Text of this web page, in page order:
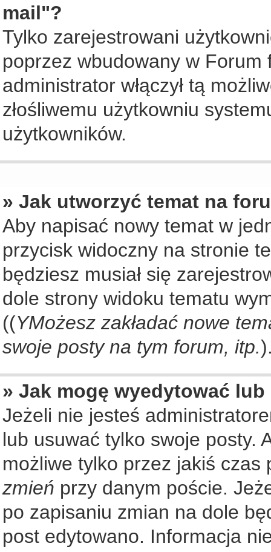
mail"?
Tylko zarejestrowani
poprzez wbudowany w Forum
administrator włączył tą
złośliwemu użytkowniu
użytkowników.
» Jak utworzyć temat na
Aby napisać nowy temat w
przycisk widoczny na stronie
będziesz musiał się
dole strony widoku tematu
((YMożesz zakładać nowe
swoje posty na tym forum, itp.
» Jak mogę wyedytować
Jeżeli nie jesteś
lub usuwać tylko swoje posty.
możliwe tylko przez jakiś
zmień przy danym poście.
po zapisaniu zmian na dole
post edytowano. Informacja